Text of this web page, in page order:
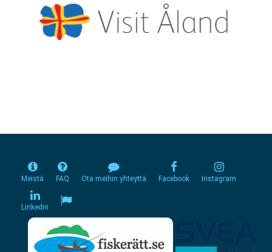
Meistä FAQ Ota meihin yhteyttä Facebook Instagram
Linkedin